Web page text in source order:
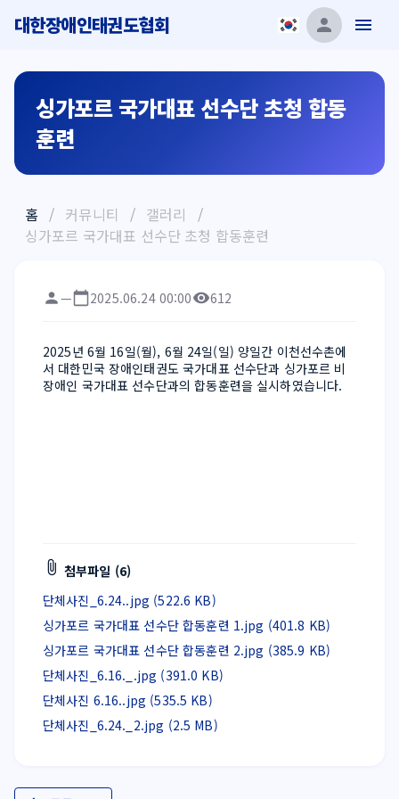
대한장애인태권도협회
싱가포르 국가대표 선수단 초청 합동
훈련
홈 / 커뮤니티 / 갤러리
/
싱가포르 국가대표 선수단 초청 합동훈련
— 2025.06.24 00:00 612
2025년 6월 16일(월), 6월 24일(일) 양일간 이천선수촌에
서 대한민국 장애인태권도 국가대표 선수단과 싱가포르 비
장애인 국가대표 선수단과의 합동훈련을 실시하였습니다.
첨부파일 (6)
단체사진_6.24..jpg (522.6 KB)
싱가포르 국가대표 선수단 합동훈련 1.jpg (401.8 KB)
싱가포르 국가대표 선수단 합동훈련 2.jpg (385.9 KB)
단체사진_6.16._.jpg (391.0 KB)
단체사진 6.16..jpg (535.5 KB)
단체사진_6.24._2.jpg (2.5 MB)